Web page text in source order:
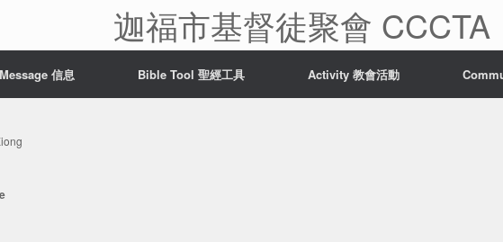
迦福市基督徒聚會 CCCTA
Message 信息 Bible Tool 聖經工具 Activity 教會活動